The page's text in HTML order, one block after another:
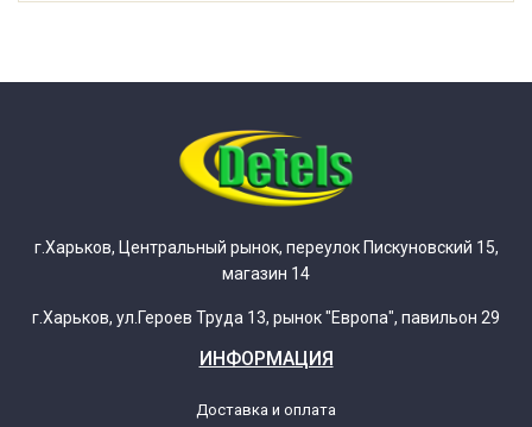
г.Харьков, Центральный рынок, переулок Пискуновский 15,
магазин 14
г.Харьков, ул.Героев Труда 13, рынок "Европа", павильон 29
ИНФОРМАЦИЯ
Доставка и оплата